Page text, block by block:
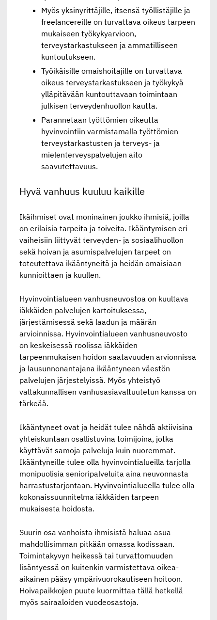
Myös yksinyrittäjille, itsensä työllistäjille ja
freelancereille on turvattava oikeus tarpeen
mukaiseen työkykyarvioon,
terveystarkastukseen ja ammatilliseen
kuntoutukseen.
Työikäisille omaishoitajille on turvattava
oikeus terveystarkastukseen ja työkykyä
ylläpitävään kuntouttavaan toimintaan
julkisen terveydenhuollon kautta.
Parannetaan työttömien oikeutta
hyvinvointiin varmistamalla työttömien
terveystarkastusten ja terveys- ja
mielenterveyspalvelujen aito
saavutettavuus.
Hyvä vanhuus kuuluu kaikille
Ikäihmiset ovat moninainen joukko ihmisiä, joilla
on erilaisia tarpeita ja toiveita. Ikääntymisen eri
vaiheisiin liittyvät terveyden- ja sosiaalihuollon
sekä hoivan ja asumispalvelujen tarpeet on
toteutettava ikääntyneitä ja heidän omaisiaan
kunnioittaen ja kuullen.
Hyvinvointialueen vanhusneuvostoa on kuultava
iäkkäiden palvelujen kartoituksessa,
järjestämisessä sekä laadun ja määrän
arvioinnissa. Hyvinvointialueen vanhusneuvosto
on keskeisessä roolissa iäkkäiden
tarpeenmukaisen hoidon saatavuuden arvionnissa
ja lausunnonantajana ikääntyneen väestön
palvelujen järjestelyissä. Myös yhteistyö
valtakunnallisen vanhusasiavaltuutetun kanssa on
tärkeää.
Ikääntyneet ovat ja heidät tulee nähdä aktiivisina
yhteiskuntaan osallistuvina toimijoina, jotka
käyttävät samoja palveluja kuin nuoremmat.
Ikääntyneille tulee olla hyvinvointialueilla tarjolla
monipuolisia senioripalveluita aina neuvonnasta
harrastustarjontaan. Hyvinvointialueella tulee olla
kokonaissuunnitelma iäkkäiden tarpeen
mukaisesta hoidosta.
Suurin osa vanhoista ihmisistä haluaa asua
mahdollisimman pitkään omassa kodissaan.
Toimintakyvyn heikessä tai turvattomuuden
lisäntyessä on kuitenkin varmistettava oikea-
aikainen pääsy ympärivuorokautiseen hoitoon.
Hoivapaikkojen puute kuormittaa tällä hetkellä
myös sairaaloiden vuodeosastoja.